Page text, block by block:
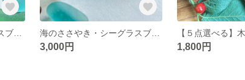
海のささやき・シーグラスブローチ 海のささやき・シーグラスブローチ
3,000円 1,800円